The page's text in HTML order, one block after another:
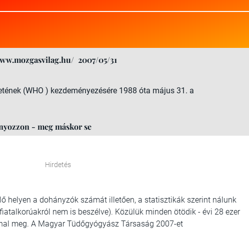
2007/05/31
(WHO ) kezdeményezésére 1988 óta május 31. a
- meg máskor se
Hirdetés
helyen a dohányzók számát illetően, a statisztikák szerint nálunk
nem is beszélve). Közülük minden ötödik - évi 28 ezer
meg. A Magyar Tüdőgyógyász Társaság 2007-et